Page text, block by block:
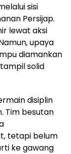
sisi
Persijap.
lewat aksi
upaya
diamankan
solid
disiplin
Tim besutan
tetapi belum
ke gawang